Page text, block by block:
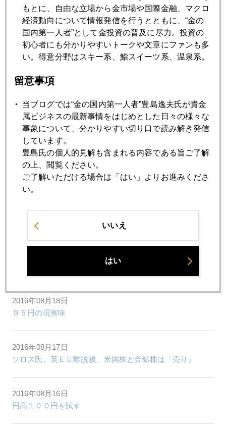
2016年08月26日
円高か円安か、いよいよ審判の日
最近読んだ本
2016年08月24日
高額品爆買いの波は英国へ移った
2016年08月23日
ジャクソンホールが孕む円高進行リスク
東京五輪の金メダルはスマホからの回収で
2016年08月18日
９５円の現実味
2016年08月17日
ソロス氏、英ＥＵ離脱後、米国株と金鉱株は「売り」
2016年08月16日
円高１００円を試す
もとに、自由な立場から金市場や国際金融、マクロ
経済動向について情報発信を行うとともに、“金の
国内第一人者”として金投資の普及に尽力。投資の
初心者にも分かりやすいトークや文章にファンも多
い。得意分野はスキー系、鮨スイーツ系、温泉系。
留意事項
当ブログでは“金の国内第一人者”豊島逸夫氏が貴金
属ビジネスの最新事情をはじめとした日々の様々な
事象について、分かりやすい切り口で読み解き発信
しています。
豊島氏の個人的見解も含まれる内容である旨ご了解
の上、閲覧ください。
ご了解いただける場合は「はい」よりお進みくださ
い。
いいえ
はい